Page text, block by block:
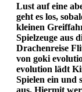
Lust auf eine
geht es los,
kleinen
Spielzeuge aus
Drachenreise
von goki
evolution lädt
Spielen ein und
aus. Hiermit